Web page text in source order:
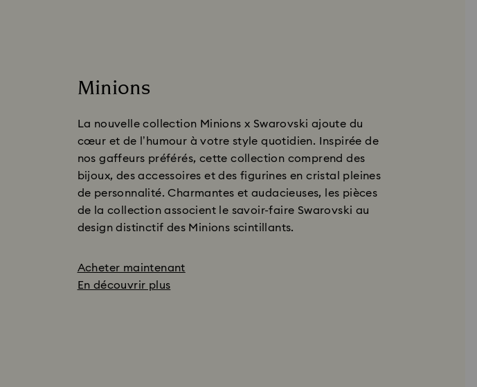
Minions
La nouvelle collection Minions x Swarovski ajoute du
cœur et de l’humour à votre style quotidien. Inspirée de
nos gaffeurs préférés, cette collection comprend des
bijoux, des accessoires et des figurines en cristal pleines
de personnalité. Charmantes et audacieuses, les pièces
de la collection associent le savoir-faire Swarovski au
design distinctif des Minions scintillants.
Acheter maintenant
En découvrir plus